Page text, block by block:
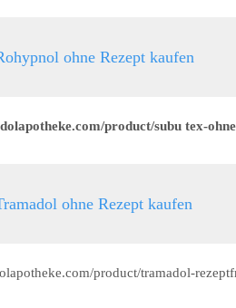
ohne Rezept kaufen
product/subu tex-
ohne Rezept kaufen
product/tramadol-